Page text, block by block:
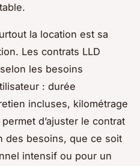
la location est sa
Les contrats LLD
les besoins
: durée
incluses, kilométrage
d’ajuster le contrat
des besoins, que ce soit
intensif ou pour un